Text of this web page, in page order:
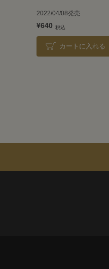
2022/04/08発売
¥640
カートに入れる